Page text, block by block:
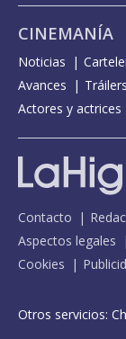
CINEMANÍA
Noticias
Avances
Tráilers
Actores y actrices
Contacto
Aspectos legales
Cookies
Otros servicios: